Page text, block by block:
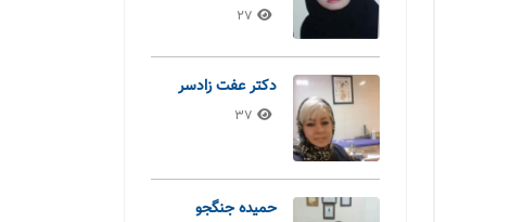
27
دکتر عفت زادسر
37
حمیده جنگجو